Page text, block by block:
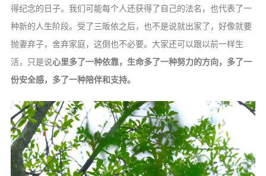
得纪念的日子。我们可能每个人还获得了自己的法名，也代表了一
种新的人生阶段。受了三皈依之后，也不是说就出家了，好像就要
抛妻弃子，舍弃家庭，这倒也不必要。大家还可以跟以前一样生
活，只是说心里多了一种依靠，生命多了一种努力的方向，多了一
份安全感，多了一种陪伴和支持。